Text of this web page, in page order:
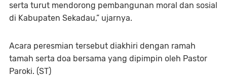
serta turut mendorong pembangunan moral dan sosial
di Kabupaten Sekadau,” ujarnya.
Acara peresmian tersebut diakhiri dengan ramah
tamah serta doa bersama yang dipimpin oleh Pastor
Paroki. (ST)